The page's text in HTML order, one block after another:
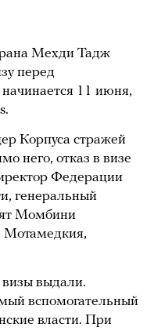
Мехди Тадж
перед
11 июня,
Корпуса стражей
него, отказ в визе
Федерации
генеральный
Момбини
Мотамедкия,
выдали.
вспомогательный
власти. При